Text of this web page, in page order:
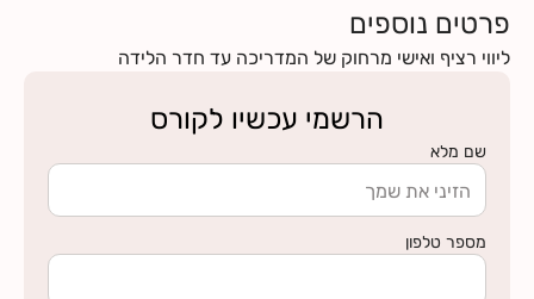
פרטים נוספים
ליווי רציף ואישי מרחוק של המדריכה עד חדר הלידה
הרשמי עכשיו לקורס
שם מלא
מספר טלפון